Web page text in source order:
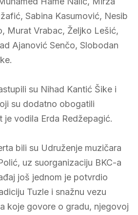
Sabina Kasumović, Nesib
Murat Vrabac, Željko Lešić,
Ajanović Senčo, Slobodan
su Nihad Kantić Šike i
su dodatno obogatili
je vodila Erda Redžepagić.
bili su Udruženje muzičara
uz suorganizaciju BKC-a
još jednom je potvrdio
Tuzle i snažnu vezu
koje govore o gradu, njegovoj